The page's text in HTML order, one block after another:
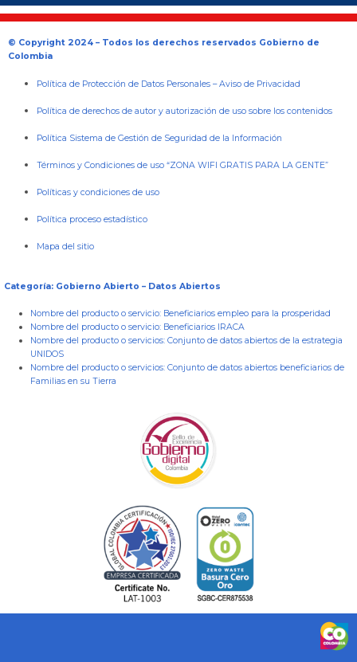
© Copyright 2024 – Todos los derechos reservados Gobierno de
Colombia
Política de Protección de Datos Personales –Aviso de Privacidad
Política de derechos de autor y autorización de uso sobre los contenidos
Política Sistema de Gestión de Seguridad de la Información
Términos y Condiciones de uso “ZONA WIFI GRATIS PARA LA GENTE”
Políticas y condiciones de uso
Política proceso estadístico
Mapa del sitio
Categoría: Gobierno Abierto – Datos Abiertos
Nombre del producto o servicio: Beneficiarios empleo para la prosperidad
Nombre del producto o servicio: Beneficiarios IRACA
Nombre del producto o servicios: Conjunto de datos abiertos de la estrategia
UNIDOS
Nombre del producto o servicios: Conjunto de datos abiertos beneficiarios de
Familias en su Tierra